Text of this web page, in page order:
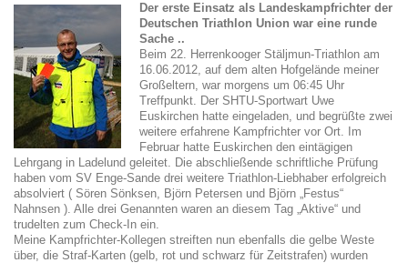
Der erste Einsatz als Landeskampfrichter der
Deutschen Triathlon Union war eine runde
Sache ..
Beim 22. Herrenkooger Stäljmun-Triathlon am
16.06.2012, auf dem alten Hofgelände meiner
Großeltern, war morgens um 06:45 Uhr
Treffpunkt. Der SHTU-Sportwart Uwe
Euskirchen hatte eingeladen, und begrüßte zwei
weitere erfahrene Kampfrichter vor Ort. Im
Februar hatte Euskirchen den eintägigen
Lehrgang in Ladelund geleitet. Die abschließende schriftliche Prüfung
haben vom SV Enge-Sande drei weitere Triathlon-Liebhaber erfolgreich
absolviert ( Sören Sönksen, Björn Petersen und Björn „Festus“
Nahnsen ). Alle drei Genannten waren an diesem Tag „Aktive“ und
trudelten zum Check-In ein.
Meine Kampfrichter-Kollegen streiften nun ebenfalls die gelbe Weste
über, die Straf-Karten (gelb, rot und schwarz für Zeitstrafen) wurden